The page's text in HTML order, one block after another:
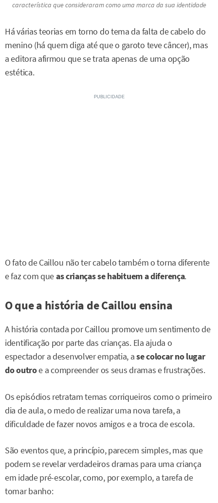
característica que consideraram como uma marca da sua identidade
Há várias teorias em torno do tema da falta de cabelo do
menino (há quem diga até que o garoto teve câncer), mas
a editora afirmou que se trata apenas de uma opção
estética.
O fato de Caillou não ter cabelo também o torna diferente
e faz com queas crianças se habituem a diferença.
O que a história de Caillou ensina
A história contada por Caillou promove um sentimento de
identificação por parte das crianças. Ela ajuda o
espectador a desenvolver empatia, ase colocar no lugar
do outroe a compreender os seus dramas e frustrações.
Os episódios retratam temas corriqueiros como o primeiro
dia de aula, o medo de realizar uma nova tarefa, a
dificuldade de fazer novos amigos e a troca de escola.
São eventos que, a princípio, parecem simples, mas que
podem se revelar verdadeiros dramas para uma criança
em idade pré-escolar, como, por exemplo, a tarefa de
tomar banho: